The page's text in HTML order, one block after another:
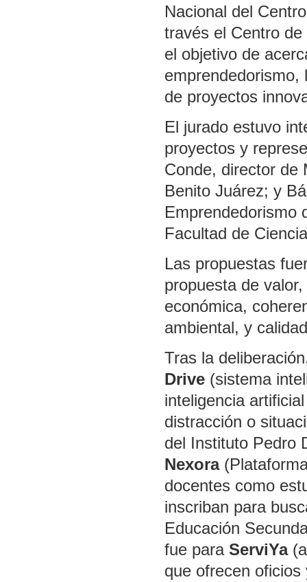
Nacional del
través el Centro
el objetivo de
emprendedorismo,
de proyectos
El jurado estuvo
proyectos y
Conde, director de
Benito Juárez; y
Emprendedorismo
Facultad de
Las propuestas
propuesta de
económica,
ambiental, y
Tras la
Drive (sistema
inteligencia
distracción o
del Instituto Pedro
Nexora
docentes como
inscriban para
Educación
fue para ServiYa
que ofrecen